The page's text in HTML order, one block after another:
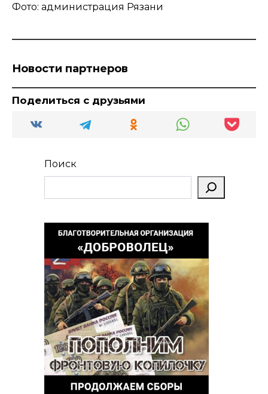
Фото: администрация Рязани
Новости партнеров
Поделиться с друзьями
Поиск